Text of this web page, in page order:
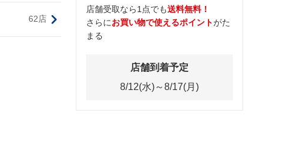
62店
店舗受取なら1点でも送料無料！
さらにお買い物で使えるポイントがた
まる
店舗到着予定
8/12(水)～8/17(月)